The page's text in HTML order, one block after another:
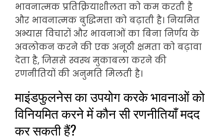
भावनात्मक प्रतिक्रियाशीलता को कम करती है
और भावनात्मक बुद्धिमत्ता को बढ़ाती है। नियमित
अभ्यास विचारों और भावनाओं का बिना निर्णय के
अवलोकन करने की एक अनूठी क्षमता को बढ़ावा
देता है, जिससे स्वस्थ मुकाबला करने की
रणनीतियों की अनुमति मिलती है।
माइंडफुलनेस का उपयोग करके भावनाओं को
विनियमित करने में कौन सी रणनीतियाँ मदद
कर सकती हैं?